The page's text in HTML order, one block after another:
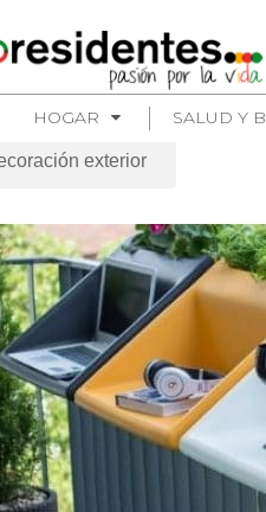
HOGAR SALUD Y
exterior